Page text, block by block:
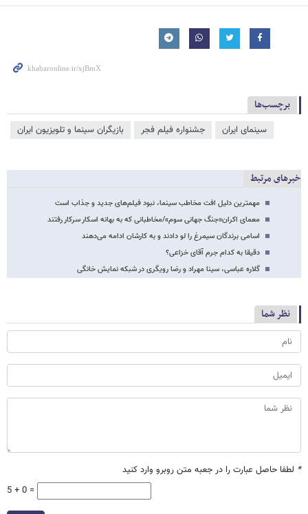
برچسب‌ها
سینمای ایران جشنواره فیلم فجر بازیگران سینما و تلویزیون ایران
خبرهای مرتبط
مهمترین دلیل افت مخاطب سینما، نبود فیلم‌های جدید و جذاب است
معمای اکران«جنگ جهانی سوم»/مخاطبانی که به بهانه اسکار سرکار رفتند
اسامی برندگان سیمرغ را لو دادند و به کارشان ادامه می‌دهند
دقیقا به کدام جرم آقای خزاعی؟
گلاره عباسی، سینا مهراد و رضا رویگری در شبکه نمایش خانگی
نظر شما
* لطفا حاصل عبارت را در جعبه متن روبرو وارد کنید
5 + 0 =